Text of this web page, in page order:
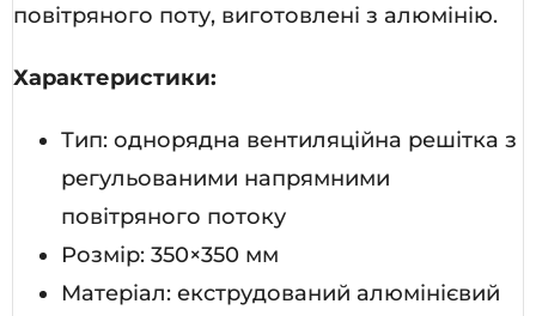
повітряного поту, виготовлені з алюмінію.
Характеристики:
Тип: однорядна вентиляційна решітка з
регульованими напрямними
повітряного потоку
Розмір: 350×350 мм
Матеріал: екструдований алюмінієвий